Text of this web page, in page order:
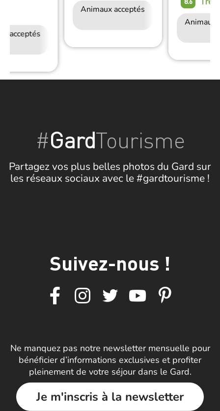
acceptés
Wifi
Restauration
Animaux acceptés
Accès Internet
Animaux
#GardTourisme
Partagez vos plus belles photos du Gard sur
les réseaux sociaux avec le #gardtourisme !
Suivez-nous !
Ne manquez pas notre newsletter mensuelle pour
bénéficier d’informations exclusives et profiter
pleinement de votre séjour dans le Gard.
Je m'inscris à la newsletter